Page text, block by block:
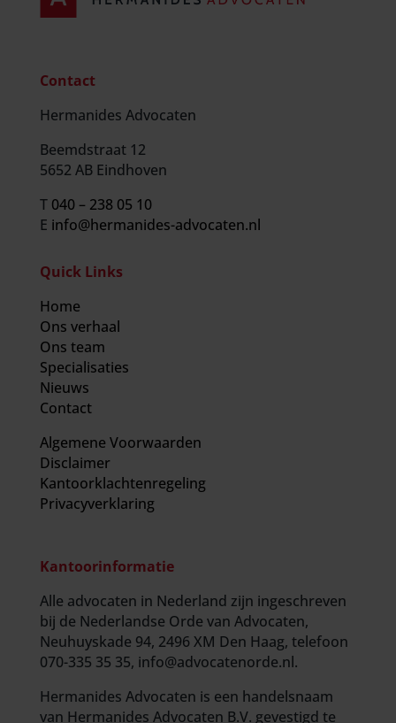
Contact
Hermanides Advocaten
Beemdstraat 12
5652 AB Eindhoven
T040 – 238 05 10
E info@hermanides-advocaten.nl
Quick Links
Home
Ons verhaal
Ons team
Specialisaties
Nieuws
Contact
Algemene Voorwaarden
Disclaimer
Kantoorklachtenregeling
Privacyverklaring
Kantoorinformatie
Alle advocaten in Nederland zijn ingeschreven
bij de Nederlandse Orde van Advocaten,
Neuhuyskade 94, 2496 XM Den Haag, telefoon
070-335 35 35, info@advocatenorde.nl.
Hermanides Advocaten is een handelsnaam
van Hermanides Advocaten B.V. gevestigd te